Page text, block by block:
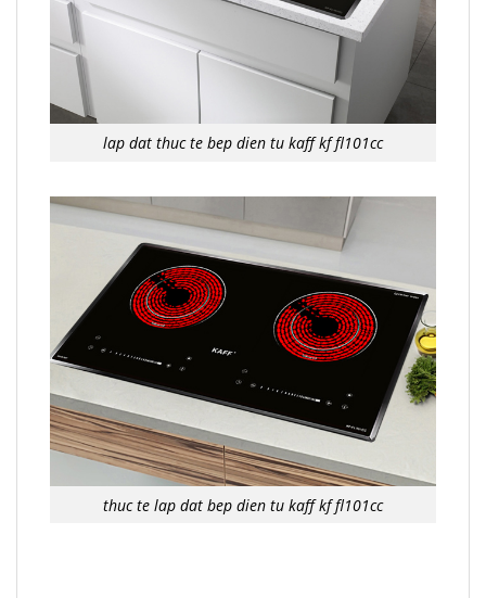
lap dat thuc te bep dien tu kaff kf fl101cc
thuc te lap dat bep dien tu kaff kf fl101cc